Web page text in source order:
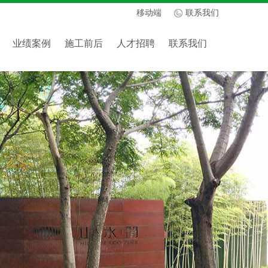
联系我们
移动端
业绩案例 施工前后 人才招聘 联系我们